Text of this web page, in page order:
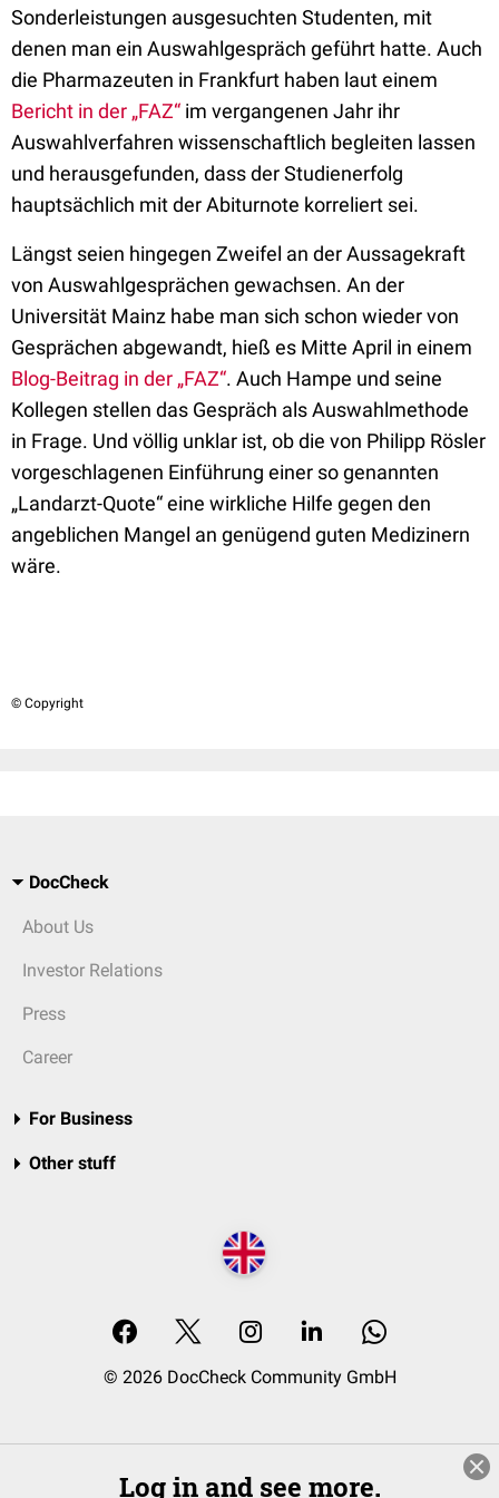
Sonderleistungen ausgesuchten Studenten, mit
denen man ein Auswahlgespräch geführt hatte. Auch
die Pharmazeuten in Frankfurt haben laut einem
Bericht in der „FAZ“ im vergangenen Jahr ihr
Auswahlverfahren wissenschaftlich begleiten lassen
und herausgefunden, dass der Studienerfolg
hauptsächlich mit der Abiturnote korreliert sei.
Längst seien hingegen Zweifel an der Aussagekraft
von Auswahlgesprächen gewachsen. An der
Universität Mainz habe man sich schon wieder von
Gesprächen abgewandt, hieß es Mitte April in einem
Blog-Beitrag in der „FAZ“. Auch Hampe und seine
Kollegen stellen das Gespräch als Auswahlmethode
in Frage. Und völlig unklar ist, ob die von Philipp Rösler
vorgeschlagenen Einführung einer so genannten
„Landarzt-Quote“ eine wirkliche Hilfe gegen den
angeblichen Mangel an genügend guten Medizinern
wäre.
© Copyright
DocCheck
About Us
Investor Relations
Press
Career
For Business
Other stuff
© 2026 DocCheck Community GmbH
Log in and see more.